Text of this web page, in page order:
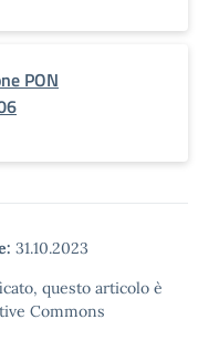
PON
31.10.2023
questo articolo è
Commons